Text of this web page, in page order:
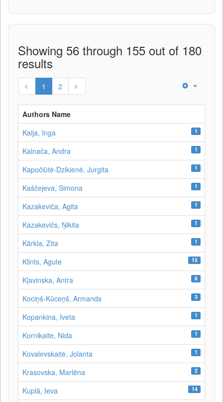
Showing 56 through 155 out of 180
results
1 2
Authors Name
Kaija, Inga
1
Kalnača, Andra 1
Kapočiūtė-Dzikienė, Jurgita 1
Kaščejeva, Simona 1
Kazakeviča, Agita 1
Kazakevičs, Ņikita 1
Kārkla, Zita 1
Klints, Agute 15
Kļavinska, Antra 6
Kociņš-Kūceņš, Armands 3
Kopankina, Iveta 1
Kornikaite, Nida 1
Kovalevskaitė, Jolanta 1
Krasovska, Marlēna 2
Kuplā, Ieva 14